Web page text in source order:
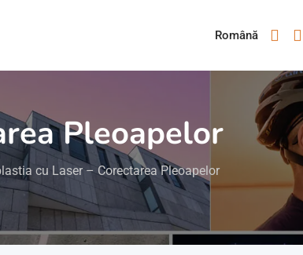
Română
Pleoapelor
cu Laser – Corectarea Pleoapelor